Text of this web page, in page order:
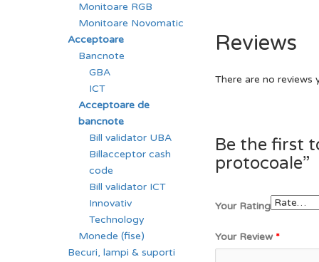
Reviews
There are no reviews
Be the first
protocoale”
Your Rating
Your Review *
Monitoare RGB
Monitoare Novomatic
Acceptoare
Bancnote
GBA
ICT
Acceptoare de
bancnote
Bill validator UBA
Billacceptor cash
code
Bill validator ICT
Innovativ
Technology
Monede (fise)
Becuri, lampi & suporti